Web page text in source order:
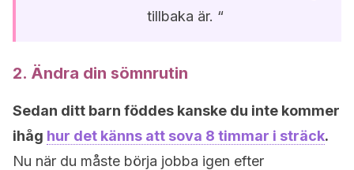
tillbaka är. “
2. Ändra din sömnrutin
Sedan ditt barn föddes kanske du inte kommer
ihåg hur det känns att sova 8 timmar i sträck.
Nu när du måste börja jobba igen efter